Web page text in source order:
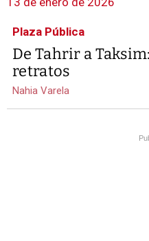
Plaza Pública
De Tahrir a
retratos
Nahia Varela